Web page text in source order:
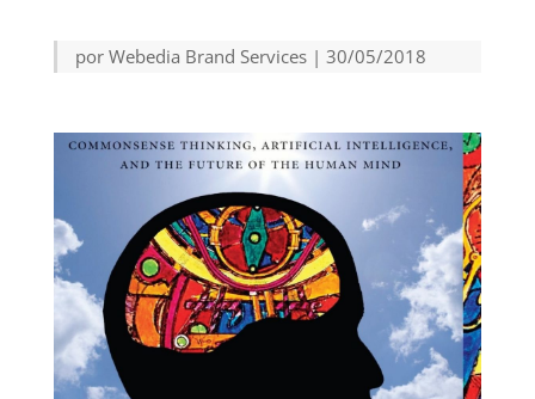
por Webedia Brand Services| 30/05/2018